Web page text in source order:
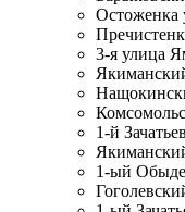
Остоженка
3-я улица
1-й
1-ый